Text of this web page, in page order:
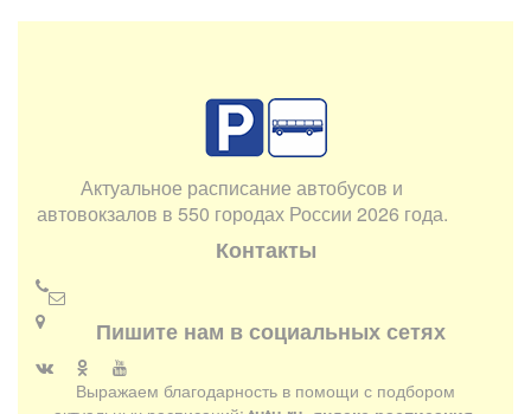
Актуальное расписание автобусов и
автовокзалов в 550 городах России 2026 года.
Контакты
Пишите нам в социальных сетях
Выражаем благодарность в помощи с подбором